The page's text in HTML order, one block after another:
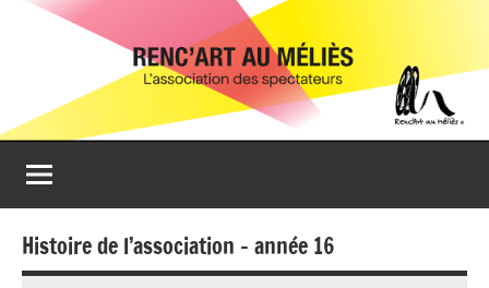
Renc'Art
Méliès
Association
spectateurs
du
cinéma
Le
Montreuil
Histoire de l’association – année 16